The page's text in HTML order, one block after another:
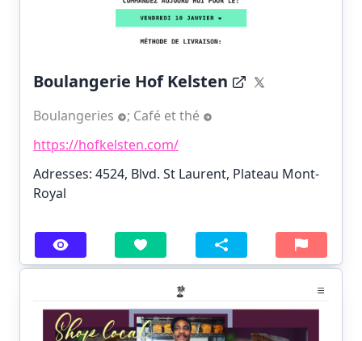
Boulangerie Hof Kelsten
Boulangeries ; Café et thé
https://hofkelsten.com/
Adresses: 4524, Blvd. St Laurent, Plateau Mont-
Royal